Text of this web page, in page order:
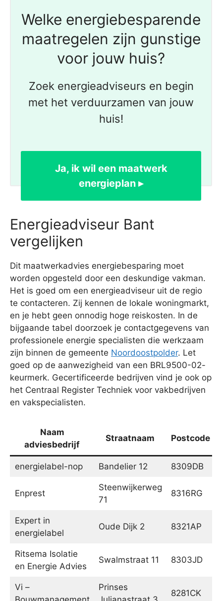
Welke energiebesparende
maatregelen zijn gunstige
voor jouw huis?
Zoek energieadviseurs en begin
met het verduurzamen van jouw
huis!
Ja, ik wil een maatwerk
energieplan ▸
Energieadviseur Bant
vergelijken
Dit maatwerkadvies energiebesparing moet
worden opgesteld door een deskundige vakman.
Het is goed om een energieadviseur uit de regio
te contacteren. Zij kennen de lokale woningmarkt,
en je hebt geen onnodig hoge reiskosten. In de
bijgaande tabel doorzoek je contactgegevens van
professionele energie specialisten die werkzaam
zijn binnen de gemeente Noordoostpolder. Let
goed op de aanwezigheid van een BRL9500-02-
keurmerk. Gecertificeerde bedrijven vind je ook op
het Centraal Register Techniek voor vakbedrijven
en vakspecialisten.
Naam
adviesbedrijf
Straatnaam Postcode
energielabel-nop Bandelier 12 8309DB
Enprest
Steenwijkerweg
71
8316RG
Expert in
energielabel
Oude Dijk 2 8321AP
Ritsema Isolatie
en Energie Advies
Swalmstraat 11 8303JD
Vi –
Prinses
8281CK